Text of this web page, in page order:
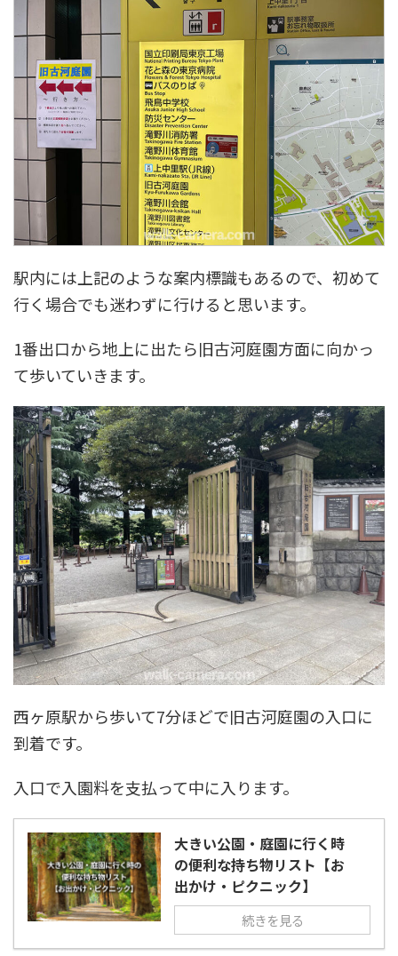
駅内には上記のような案内標識もあるので、初めて
行く場合でも迷わずに行けると思います。
1番出口から地上に出たら旧古河庭園方面に向かっ
て歩いていきます。
西ヶ原駅から歩いて7分ほどで旧古河庭園の入口に
到着です。
入口で入園料を支払って中に入ります。
大きい公園・庭園に行く時
の便利な持ち物リスト【お
出かけ・ピクニック】
続きを見る